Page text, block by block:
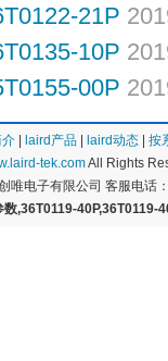
21P
10P
00P
介 laird产品 laird动态
按
tek.comAll Rights
唯电子有限公司 客服电话
,36T0119-